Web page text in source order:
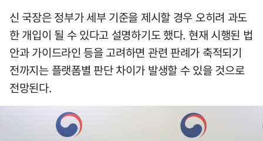
신 국장은 정부가 세부 기준을 제시할 경우 오히려 과도
한 개입이 될 수 있다고 설명하기도 했다. 현재 시행된 법
안과 가이드라인 등을 고려하면 관련 판례가 축적되기
전까지는 플랫폼별 판단 차이가 발생할 수 있을 것으로
전망된다.